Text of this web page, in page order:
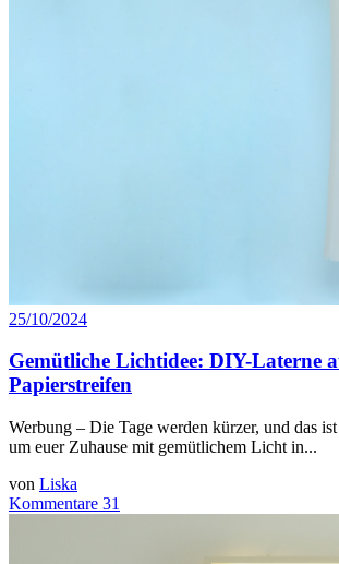
25/10/2024
Gemütliche Lichtidee: DIY-Laterne
Papierstreifen
Werbung – Die Tage werden kürzer, und das
um euer Zuhause mit gemütlichem Licht in...
von Liska
Kommentare 31